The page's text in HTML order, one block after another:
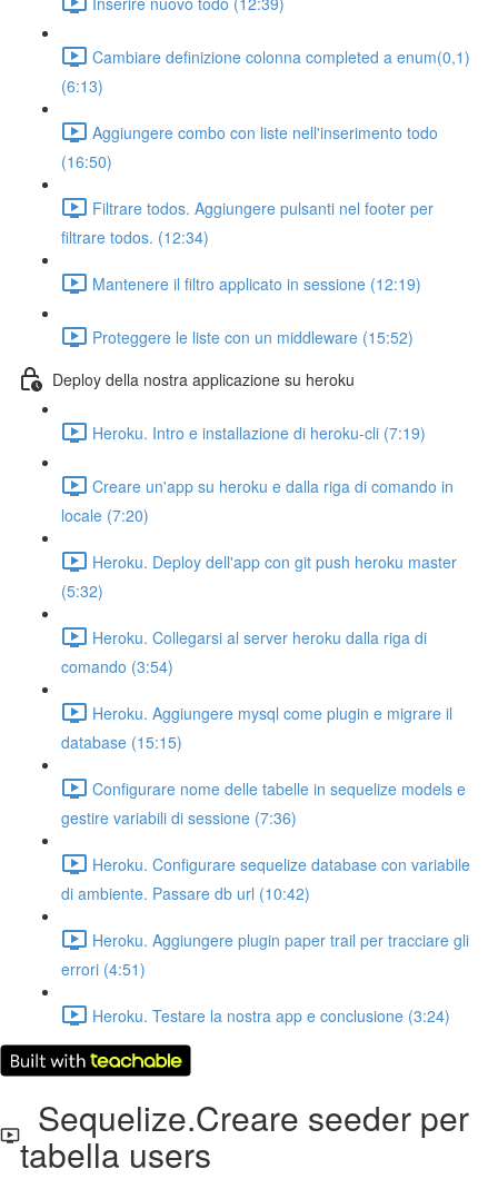
Cambiare definizione colonna completed a enum(0,1)
(6:13)
Aggiungere combo con liste nell'inserimento todo
(16:50)
Filtrare todos. Aggiungere pulsanti nel footer per
filtrare todos. (12:34)
Mantenere il filtro applicato in sessione (12:19)
Proteggere le liste con un middleware (15:52)
Deploy della nostra applicazione su heroku
Heroku. Intro e installazione di heroku-cli (7:19)
Creare un'app su heroku e dalla riga di comando in
locale (7:20)
Heroku. Deploy dell'app con git push heroku master
(5:32)
Heroku. Collegarsi al server heroku dalla riga di
comando (3:54)
Heroku. Aggiungere mysql come plugin e migrare il
database (15:15)
Configurare nome delle tabelle in sequelize models e
gestire variabili di sessione (7:36)
Heroku. Configurare sequelize database con variabile
di ambiente. Passare db url (10:42)
Heroku. Aggiungere plugin paper trail per tracciare gli
errori (4:51)
Heroku. Testare la nostra app e conclusione (3:24)
Sequelize.Creare seeder per
tabella users